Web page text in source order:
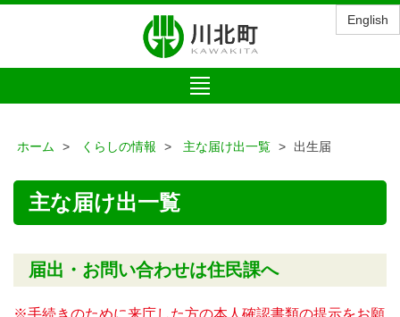
English
Toggle
navigation
ホーム くらしの情報 主な届け出一覧 出生届
主な届け出一覧
届出・お問い合わせは住民課へ
※手続きのために来庁した方の本人確認書類の提示をお願